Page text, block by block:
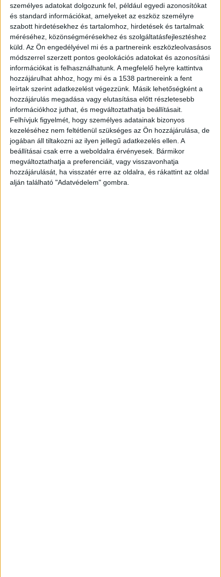
személyes adatokat dolgozunk fel, például egyedi azonosítókat
és standard információkat, amelyeket az eszköz személyre
szabott hirdetésekhez és tartalomhoz, hirdetések és tartalmak
méréséhez, közönségmérésekhez és szolgáltatásfejlesztéshez
küld. Az Ön engedélyével mi és a partnereink eszközleolvasásos
módszerrel szerzett pontos geolokációs adatokat és azonosítási
információkat is felhasználhatunk. A megfelelő helyre kattintva
hozzájárulhat ahhoz, hogy mi és a 1538 partnereink a fent
leírtak szerint adatkezelést végezzünk. Másik lehetőségként a
hozzájárulás megadása vagy elutasítása előtt részletesebb
információkhoz juthat, és megváltoztathatja beállításait.
Felhívjuk figyelmét, hogy személyes adatainak bizonyos
kezeléséhez nem feltétlenül szükséges az Ön hozzájárulása, de
jogában áll tiltakozni az ilyen jellegű adatkezelés ellen. A
beállításai csak erre a weboldalra érvényesek. Bármikor
megváltoztathatja a preferenciáit, vagy visszavonhatja
hozzájárulását, ha visszatér erre az oldalra, és rákattint az oldal
alján található "Adatvédelem" gombra.
VÉGÉRE IGAZI KÖZÖSSÉGI
ÉLMÉNNYÉ VÁLT SEAL BUDAPESTI
KONCERTJE
OLYAN VOLT CHARLIE PUTH A
BUDAPEST PARK SZÍNPADÁN, MINT
KISGYEREK A CUKORKABOLTBAN
ZENE
ZENE